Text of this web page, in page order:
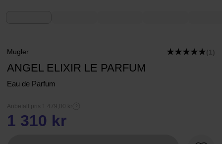
Mugler (1)
ANGEL ELIXIR LE PARFUM
Eau de Parfum
Anbefalt pris 1 479,00 kr
1 310 kr